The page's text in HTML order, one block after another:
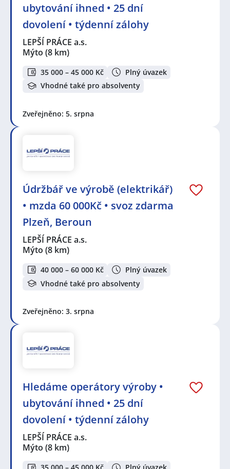
ubytování ihned • 25 dní
dovolení • týdenní zálohy
LEPŠÍ PRÁCE a.s.
Mýto (8 km)
35 000 – 45 000 Kč
Plný úvazek
Vhodné také pro absolventy
Zveřejněno: 5. srpna
Údržbář ve výrobě (elektrikář)
• mzda 60 000Kč • svoz zdarma
Plzeň, Beroun
LEPŠÍ PRÁCE a.s.
Mýto (8 km)
40 000 – 60 000 Kč
Plný úvazek
Vhodné také pro absolventy
Zveřejněno: 3. srpna
Hledáme operátory výroby •
ubytování ihned • 25 dní
dovolení • týdenní zálohy
LEPŠÍ PRÁCE a.s.
Mýto (8 km)